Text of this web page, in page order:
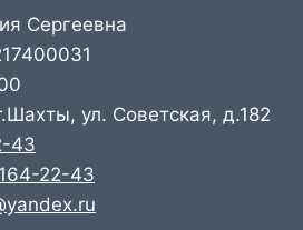
Сергеевна
ул. Советская, д.182
43
22-43